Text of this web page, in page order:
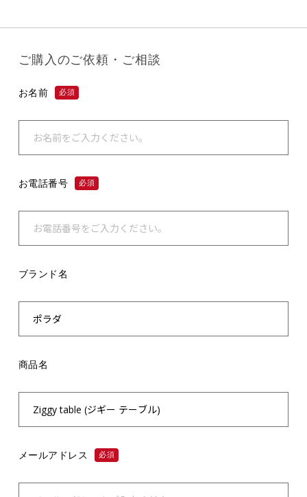
ご購入のご依頼・ご相談
お名前 必須
お電話番号 必須
ブランド名
商品名
メールアドレス 必須